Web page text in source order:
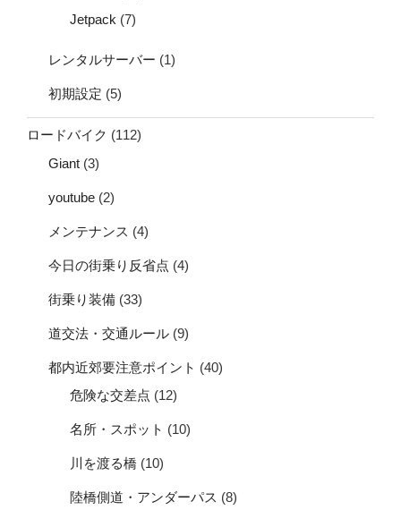
Jetpack (7)
レンタルサーバー (1)
初期設定 (5)
ロードバイク (112)
Giant (3)
youtube (2)
メンテナンス (4)
今日の街乗り反省点 (4)
街乗り装備 (33)
道交法・交通ルール (9)
都内近郊要注意ポイント (40)
危険な交差点 (12)
名所・スポット (10)
川を渡る橋 (10)
陸橋側道・アンダーパス (8)